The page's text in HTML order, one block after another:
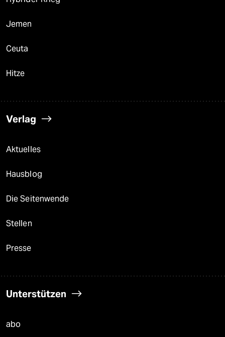
Jemen
Ceuta
Hitze
Verlag
Aktuelles
Hausblog
Die Seitenwende
Stellen
Presse
Unterstützen
abo